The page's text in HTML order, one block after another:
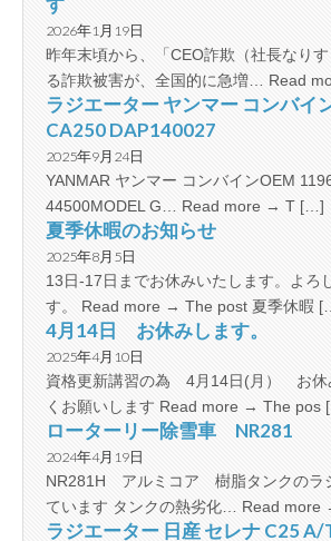
2026年1月19日
昨年末頃から、「CEO詐欺（社長なり
る詐欺被害が、全国的に急増… Read
ラジエーター ヤンマー コンバイ
CA250 DAP140027
2025年9月24日
YANMAR ヤンマー コンバインOEM
44500MODEL G… Read more → T […]
夏季休暇のお知らせ
2025年8月5日
13日-17日までお休みいたします。よろ
す。 Read more → The post 夏季休暇
4月14日 お休みします。
2025年4月10日
資格更新講習の為 4月14日(月） お休
くお願いします Read more → The pos
ローターリー除雪車 NR281
2024年4月19日
NR281H アルミコア 樹脂タンクのラ
ています タンクの熱劣化… Read
ラジエーター 日産 セレナ C25